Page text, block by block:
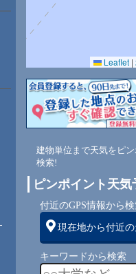
67 64
東 東
5 5 5
Leaflet |
建物単位まで天気をピン
検索!
ピンポイント天気
付近のGPS情報から
現在地から付近
キーワードから検索